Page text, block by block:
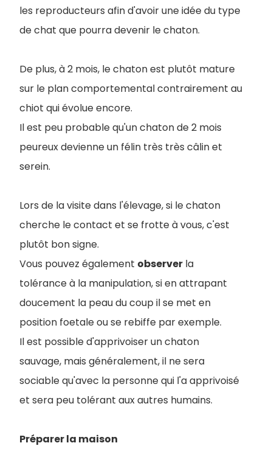
les reproducteurs afin d'avoir une idée du type
de chat que pourra devenir le chaton.
De plus, à 2 mois, le chaton est plutôt mature
sur le plan comportemental contrairement au
chiot qui évolue encore.
Il est peu probable qu'un chaton de 2 mois
peureux devienne un félin très très câlin et
serein.
Lors de la visite dans l'élevage, si le chaton
cherche le contact et se frotte à vous, c'est
plutôt bon signe.
Vous pouvez également observer la
tolérance à la manipulation, si en attrapant
doucement la peau du coup il se met en
position foetale ou se rebiffe par exemple.
Il est possible d'apprivoiser un chaton
sauvage, mais généralement, il ne sera
sociable qu'avec la personne qui l'a apprivoisé
et sera peu tolérant aux autres humains.
Préparer la maison